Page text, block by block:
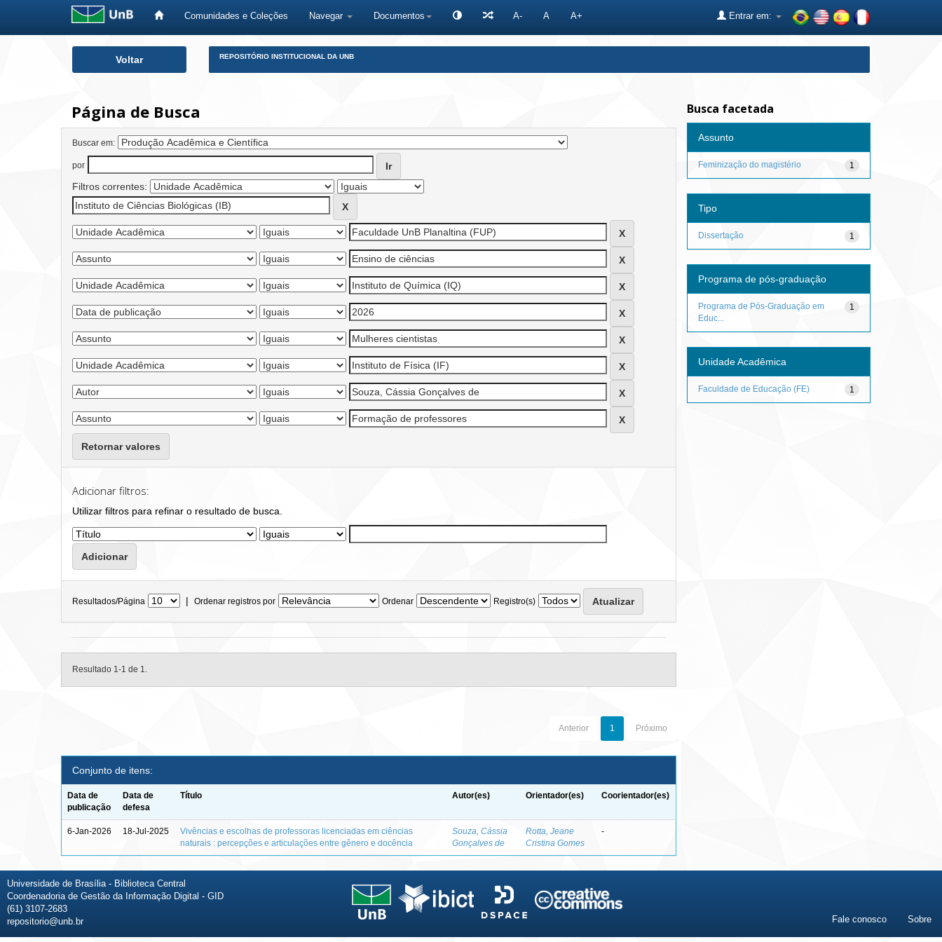
Comunidades e Coleções Navegar Documentos A- A A+ Entrar em:
Voltar REPOSITÓRIO INSTITUCIONAL DA UNB
Página de Busca
Buscar em:
por
Filtros correntes:
Retornar valores
Adicionar filtros:
Utilizar filtros para refinar o resultado de busca.
Resultados/Página | Ordenar registros por Ordenar Registro(s)
Resultado 1-1 de 1.
Anterior 1 Próximo
Conjunto de itens:
Data de
publicação
Data de
defesa
Título Autor(es) Orientador(es) Coorientador(es)
6-Jan-2026 18-Jul-2025
Vivências e escolhas de professoras licenciadas em ciências
naturais : percepções e articulações entre gênero e docência
Souza, Cássia
Gonçalves de
Rotta, Jeane
Cristina Gomes
-
Busca facetada
Assunto
1
Feminização do magistério
Tipo
1
Dissertação
Programa de pós-graduação
1
Programa de Pós-Graduação em
Educ...
Unidade Acadêmica
1
Faculdade de Educação (FE)
Universidade de Brasília - Biblioteca Central
Coordenadoria de Gestão da Informação Digital - GID
(61) 3107-2683
repositorio@unb.br
Fale conosco Sobre